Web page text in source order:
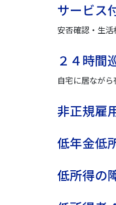
サービス
安否確認・生活
２４時間
自宅に居なが
非正規雇
低年金低
低所得の